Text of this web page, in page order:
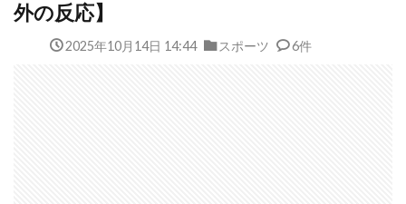
外の反応】
2025年10月14日 14:44 スポーツ 6件